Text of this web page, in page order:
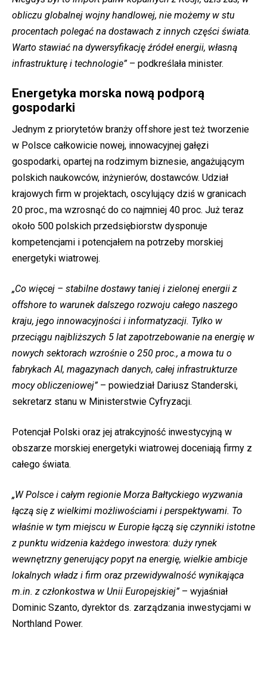
obliczu globalnej wojny handlowej, nie możemy w stu
procentach polegać na dostawach z innych części świata.
Warto stawiać na dywersyfikację źródeł energii, własną
infrastrukturę i technologie”– podkreślała minister.
Energetyka morska nową podporą
gospodarki
Jednym z priorytetów branży offshore jest też tworzenie
w Polsce całkowicie nowej, innowacyjnej gałęzi
gospodarki, opartej na rodzimym biznesie, angażującym
polskich naukowców, inżynierów, dostawców. Udział
krajowych firm w projektach, oscylujący dziś w granicach
20 proc., ma wzrosnąć do co najmniej 40 proc. Już teraz
około 500 polskich przedsiębiorstw dysponuje
kompetencjami i potencjałem na potrzeby morskiej
energetyki wiatrowej.
„Co więcej – stabilne dostawy taniej i zielonej energii z
offshore to warunek dalszego rozwoju całego naszego
kraju, jego innowacyjności i informatyzacji. Tylko w
przeciągu najbliższych 5 lat zapotrzebowanie na energię w
nowych sektorach wzrośnie o 250 proc., a mowa tu o
fabrykach AI, magazynach danych, całej infrastrukturze
mocy obliczeniowej”– powiedział Dariusz Standerski,
sekretarz stanu w Ministerstwie Cyfryzacji.
Potencjał Polski oraz jej atrakcyjność inwestycyjną w
obszarze morskiej energetyki wiatrowej doceniają firmy z
całego świata.
„W Polsce i całym regionie Morza Bałtyckiego wyzwania
łączą się z wielkimi możliwościami i perspektywami. To
właśnie w tym miejscu w Europie łączą się czynniki istotne
z punktu widzenia każdego inwestora: duży rynek
wewnętrzny generujący popyt na energię, wielkie ambicje
lokalnych władz i firm oraz przewidywalność wynikająca
m.in. z członkostwa w Unii Europejskiej”– wyjaśniał
Dominic Szanto, dyrektor ds. zarządzania inwestycjami w
Northland Power.